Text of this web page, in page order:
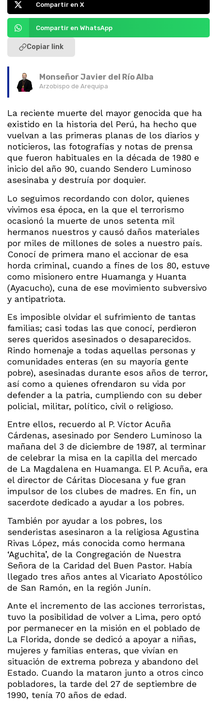
Compartir en X
Compartir en WhatsApp
Copiar link
Monseñor Javier del Río Alba
Arzobispo de Arequipa
La reciente muerte del mayor genocida que ha
existido en la historia del Perú, ha hecho que
vuelvan a las primeras planas de los diarios y
noticieros, las fotografías y notas de prensa
que fueron habituales en la década de 1980 e
inicio del año 90, cuando Sendero Luminoso
asesinaba y destruía por doquier.
Lo seguimos recordando con dolor, quienes
vivimos esa época, en la que el terrorismo
ocasionó la muerte de unos setenta mil
hermanos nuestros y causó daños materiales
por miles de millones de soles a nuestro país.
Conocí de primera mano el accionar de esa
horda criminal, cuando a fines de los 80, estuve
como misionero entre Huamanga y Huanta
(Ayacucho), cuna de ese movimiento subversivo
y antipatriota.
Es imposible olvidar el sufrimiento de tantas
familias; casi todas las que conocí, perdieron
seres queridos asesinados o desaparecidos.
Rindo homenaje a todas aquellas personas y
comunidades enteras (en su mayoría gente
pobre), asesinadas durante esos años de terror,
así como a quienes ofrendaron su vida por
defender a la patria, cumpliendo con su deber
policial, militar, político, civil o religioso.
Entre ellos, recuerdo al P. Víctor Acuña
Cárdenas, asesinado por Sendero Luminoso la
mañana del 3 de diciembre de 1987, al terminar
de celebrar la misa en la capilla del mercado
de La Magdalena en Huamanga. El P. Acuña, era
el director de Cáritas Diocesana y fue gran
impulsor de los clubes de madres. En fin, un
sacerdote dedicado a ayudar a los pobres.
También por ayudar a los pobres, los
senderistas asesinaron a la religiosa Agustina
Rivas López, más conocida como hermana
‘Aguchita’, de la Congregación de Nuestra
Señora de la Caridad del Buen Pastor. Había
llegado tres años antes al Vicariato Apostólico
de San Ramón, en la región Junín.
Ante el incremento de las acciones terroristas,
tuvo la posibilidad de volver a Lima, pero optó
por permanecer en la misión en el poblado de
La Florida, donde se dedicó a apoyar a niñas,
mujeres y familias enteras, que vivían en
situación de extrema pobreza y abandono del
Estado. Cuando la mataron junto a otros cinco
pobladores, la tarde del 27 de septiembre de
1990, tenía 70 años de edad.